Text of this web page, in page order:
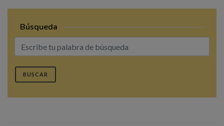
Búsqueda
BUSCAR